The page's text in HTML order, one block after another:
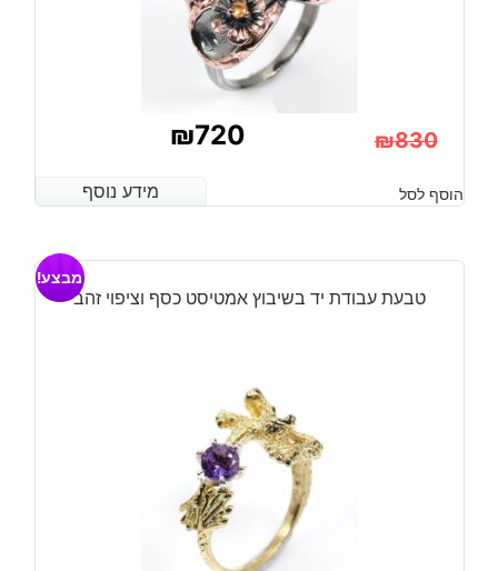
שחור
₪830
המקורי
היה:
₪830.
₪720
הנוכחי
הוא:
₪720.
מידע נוסף הוסף לסל מידע נוסף
טבעת עבודת יד בשיבוץ אמטיסט כסף וציפוי זהב
מבצע!